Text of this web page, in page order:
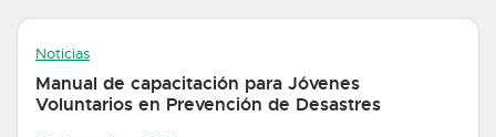
Noticias
Manual de capacitación para Jóvenes
Voluntarios en Prevención de Desastres